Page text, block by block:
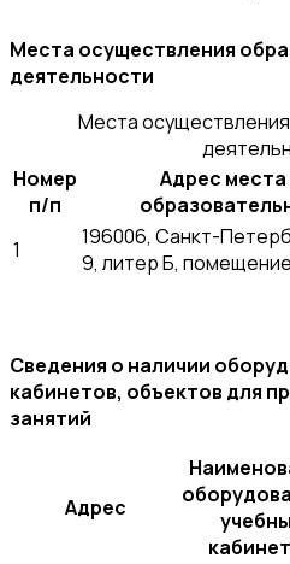
Места осуществления
деятельности
Места
Номер
п/п
Адрес
1
196006, Санкт-
9, литер Б,
Сведения о наличии
кабинетов, объектов для
занятий
Адрес